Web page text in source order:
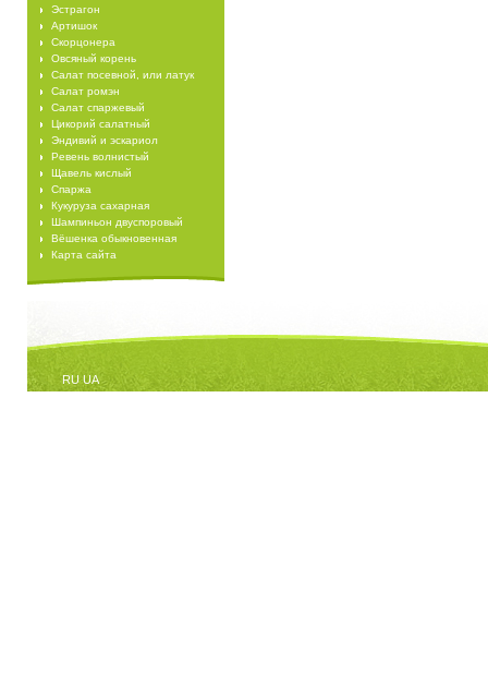
Эстрагон
Артишок
Скорцонера
Овсяный корень
Салат посевной, или латук
Салат ромэн
Салат спаржевый
Цикорий салатный
Эндивий и эскариол
Ревень волнистый
Щавель кислый
Спаржа
Кукуруза сахарная
Шампиньон двуспоровый
Вёшенка обыкновенная
Карта сайта
RU UA